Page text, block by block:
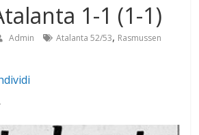
1-1 (1-1)
Admin Atalanta 52/53, Rasmussen